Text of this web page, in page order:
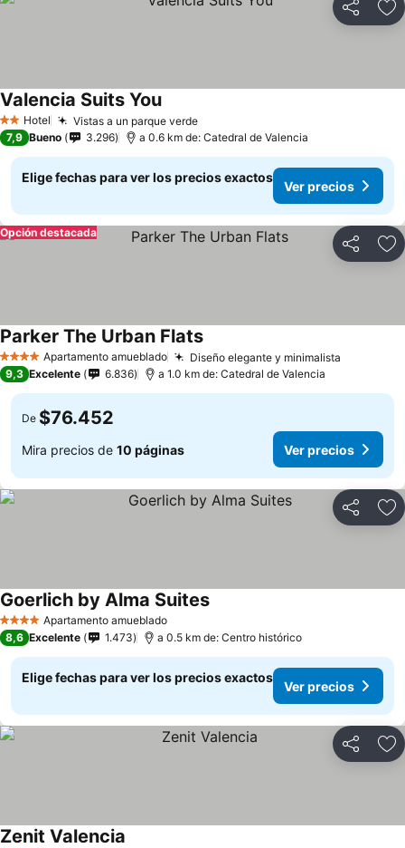
Compartir
2 Estrellas
Hotel Vistas a un parque verde
Valencia Suits You
7,9 Bueno 3.296 a 0.6 km de: Catedral de Valencia
Elige fechas para ver los precios exactos
Ver precios
Compartir
Opción destacada
4 EstrellasApartamento amueblado Diseño elegante y minimalista
Parker The Urban Flats
9,3 Excelente 6.836 a 1.0 km de: Catedral de Valencia
De $76.452
Mira precios de 10 páginas Ver precios
Compartir
4 EstrellasApartamento amueblado
Goerlich by Alma Suites
8,6 Excelente 1.473 a 0.5 km de: Centro histórico
Elige fechas para ver los precios exactos
Ver precios
Compartir
Zenit Valencia